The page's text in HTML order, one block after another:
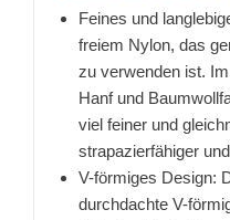
Feines und
freiem Nylon, das
zu verwenden ist.
Hanf und
viel feiner und
strapazierfähiger
V-förmiges Design:
durchdachte V-